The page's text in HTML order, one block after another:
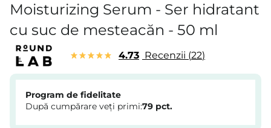
Moisturizing Serum - Ser hidratant
cu suc de mesteacăn - 50 ml
4.73 Recenzii 22
Program de fidelitate
După cumpărare veți primi:79 pct.